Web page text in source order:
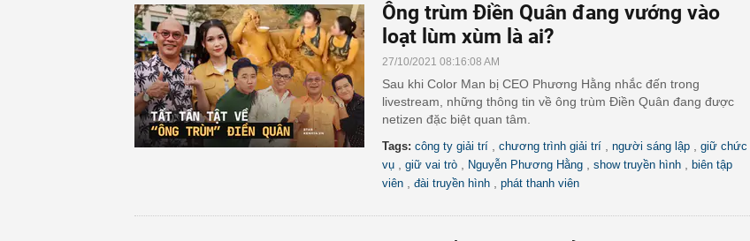
Ông trùm Điền Quân đang vướng vào
loạt lùm xùm là ai?
27/10/2021 08:16:08 AM
Sau khi Color Man bị CEO Phương Hằng nhắc đến trong
livestream, những thông tin về ông trùm Điền Quân đang được
netizen đặc biệt quan tâm.
Tags: công ty giải trí chương trình giải trí người sáng lập
giữ chức
vụ
giữ vai trò Nguyễn Phương Hằng show truyền hình
biên tập
viên
đài truyền hình phát thanh viên